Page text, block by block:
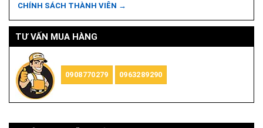
CHÍNH SÁCH THÀNH VIÊN →
TƯ VẤN MUA HÀNG
0908770279 0963289290